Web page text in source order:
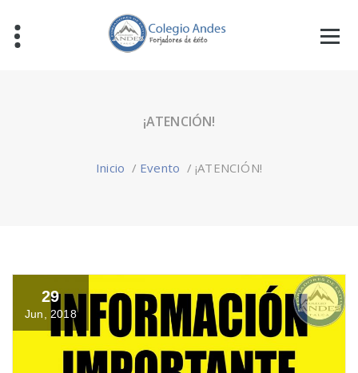
¡ATENCIÓN!
Inicio / Evento / ¡ATENCIÓN!
29
Jun, 2018